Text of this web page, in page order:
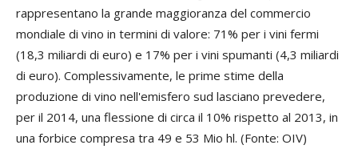
rappresentano la grande maggioranza del commercio
mondiale di vino in termini di valore: 71% per i vini fermi
(18,3 miliardi di euro) e 17% per i vini spumanti (4,3 miliardi
di euro). Complessivamente, le prime stime della
produzione di vino nell'emisfero sud lasciano prevedere,
per il 2014, una flessione di circa il 10% rispetto al 2013, in
una forbice compresa tra 49 e 53 Mio hl. (Fonte: OIV)